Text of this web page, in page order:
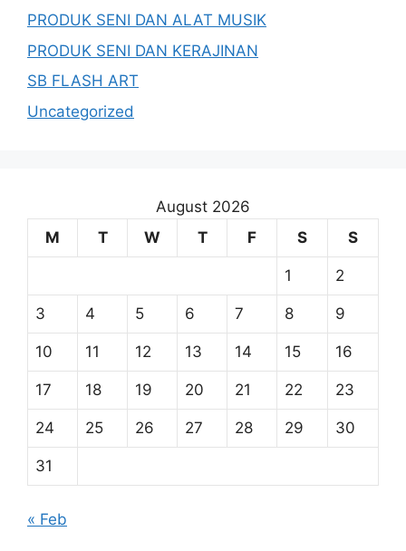
PRODUK SENI DAN ALAT MUSIK
PRODUK SENI DAN KERAJINAN
SB FLASH ART
Uncategorized
August 2026
M
T W T F S S
1 2
3 4 5 6 7 8 9
10 11 12 13 14 15 16
17 18 19 20 21 22 23
24 25 26 27 28 29 30
31
« Feb